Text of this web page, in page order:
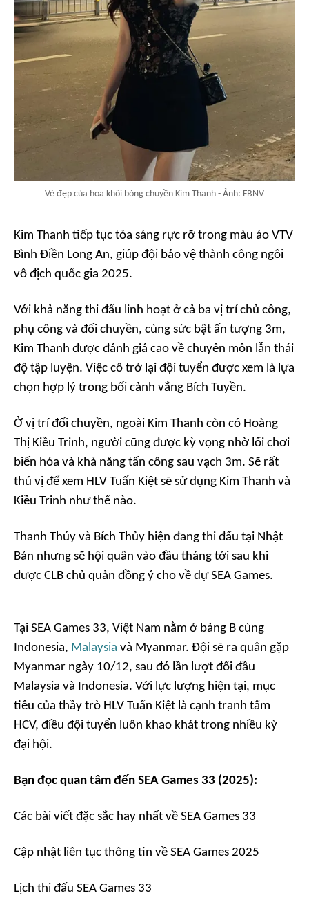
Vẻ đẹp của hoa khôi bóng chuyền Kim Thanh - Ảnh: FBNV
Kim Thanh tiếp tục tỏa sáng rực rỡ trong màu áo VTV
Bình Điền Long An, giúp đội bảo vệ thành công ngôi
vô địch quốc gia 2025.
Với khả năng thi đấu linh hoạt ở cả ba vị trí chủ công,
phụ công và đối chuyền, cùng sức bật ấn tượng 3m,
Kim Thanh được đánh giá cao về chuyên môn lẫn thái
độ tập luyện. Việc cô trở lại đội tuyển được xem là lựa
chọn hợp lý trong bối cảnh vắng Bích Tuyền.
Ở vị trí đối chuyền, ngoài Kim Thanh còn có Hoàng
Thị Kiều Trinh, người cũng được kỳ vọng nhờ lối chơi
biến hóa và khả năng tấn công sau vạch 3m. Sẽ rất
thú vị để xem HLV Tuấn Kiệt sẽ sử dụng Kim Thanh và
Kiều Trinh như thế nào.
Thanh Thúy và Bích Thủy hiện đang thi đấu tại Nhật
Bản nhưng sẽ hội quân vào đầu tháng tới sau khi
được CLB chủ quản đồng ý cho về dự SEA Games.
Tại SEA Games 33, Việt Nam nằm ở bảng B cùng
Indonesia, Malaysia và Myanmar. Đội sẽ ra quân gặp
Myanmar ngày 10/12, sau đó lần lượt đối đầu
Malaysia và Indonesia. Với lực lượng hiện tại, mục
tiêu của thầy trò HLV Tuấn Kiệt là cạnh tranh tấm
HCV, điều đội tuyển luôn khao khát trong nhiều kỳ
đại hội.
Bạn đọc quan tâm đến SEA Games 33 (2025):
Các bài viết đặc sắc hay nhất về SEA Games 33
Cập nhật liên tục thông tin về SEA Games 2025
Lịch thi đấu SEA Games 33